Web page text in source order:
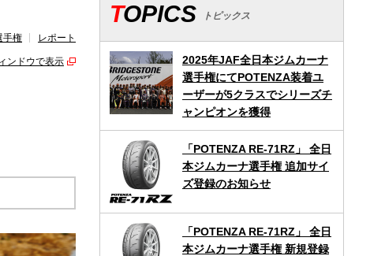
手権 レポート
ンドウで表示
TOPICS トピックス
2025年JAF全日本ジムカーナ
選手権にてPOTENZA装着ユ
ーザーが5クラスでシリーズチ
ャンピオンを獲得
「POTENZA RE-71RZ」 全日
本ジムカーナ選手権 追加サイ
ズ登録のお知らせ
「POTENZA RE-71RZ」 全日
本ジムカーナ選手権 新規登録